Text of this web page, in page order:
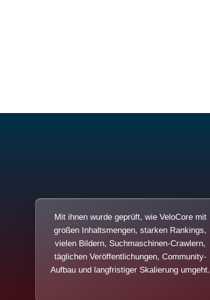
Mit ihnen wurde geprüft, wie VeloCore mit
großen Inhaltsmengen, starken Rankings,
vielen Bildern, Suchmaschinen-Crawlern,
täglichen Veröffentlichungen, Community-
Aufbau und langfristiger Skalierung umgeht.